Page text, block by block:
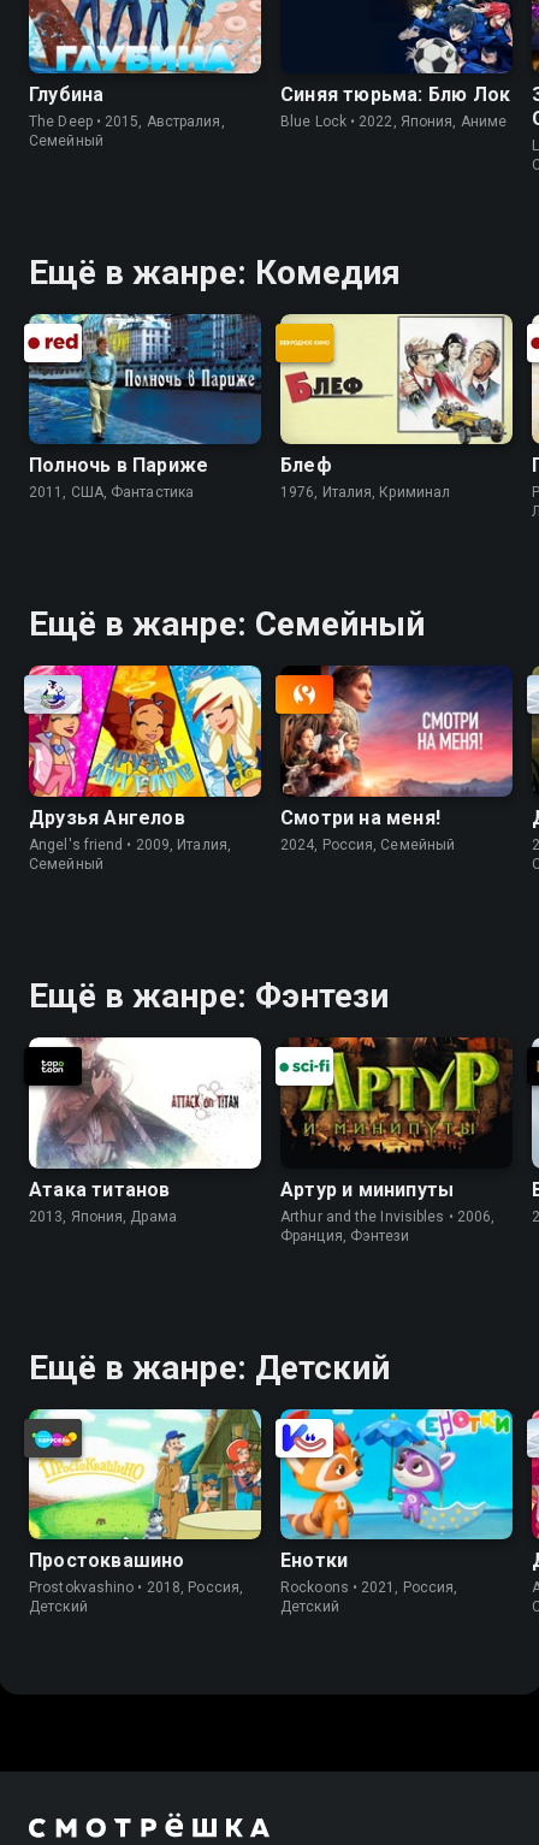
Глубина
The Deep • 2015, Австралия,
Cемейный
Синяя тюрьма: Блю Лок
Blue Lock • 2022, Япония, Аниме
Ещё в жанре: Комедия
Полночь в Париже
2011, США, Фантастика
Блеф
1976, Италия, Криминал
Ещё в жанре: Cемейный
Друзья Ангелов
Angel's friend • 2009, Италия,
Cемейный
Смотри на меня!
2024, Россия, Cемейный
Ещё в жанре: Фэнтези
Атака титанов
2013, Япония, Драма
Артур и минипуты
Arthur and the Invisibles • 2006,
Франция, Фэнтези
Ещё в жанре: Детский
Простоквашино
Prostokvashino • 2018, Россия,
Детский
Енотки
Rockoons • 2021, Россия,
Детский